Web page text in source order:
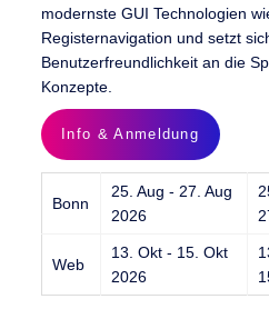
modernste GUI Technologien
Registernavigation und setzt
Benutzerfreundlichkeit an die
Konzepte.
Info & Anmeldung
Bonn
25. Aug - 27. Aug
2026
Web
13. Okt - 15. Okt
2026